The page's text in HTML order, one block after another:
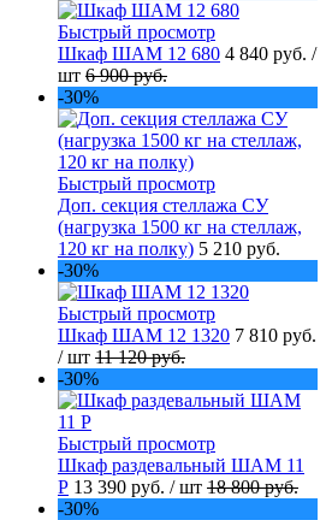
Быстрый просмотр
Шкаф ШАМ 12 680 4 840 руб. /
шт 6 900 руб.
-30%
Быстрый просмотр
Доп. секция стеллажа СУ
(нагрузка 1500 кг на стеллаж,
120 кг на полку) 5 210 руб.
-30%
Быстрый просмотр
Шкаф ШАМ 12 1320 7 810 руб.
/ шт 11 120 руб.
-30%
Быстрый просмотр
Шкаф раздевальный ШАМ 11
Р 13 390 руб. / шт 18 800 руб.
-30%